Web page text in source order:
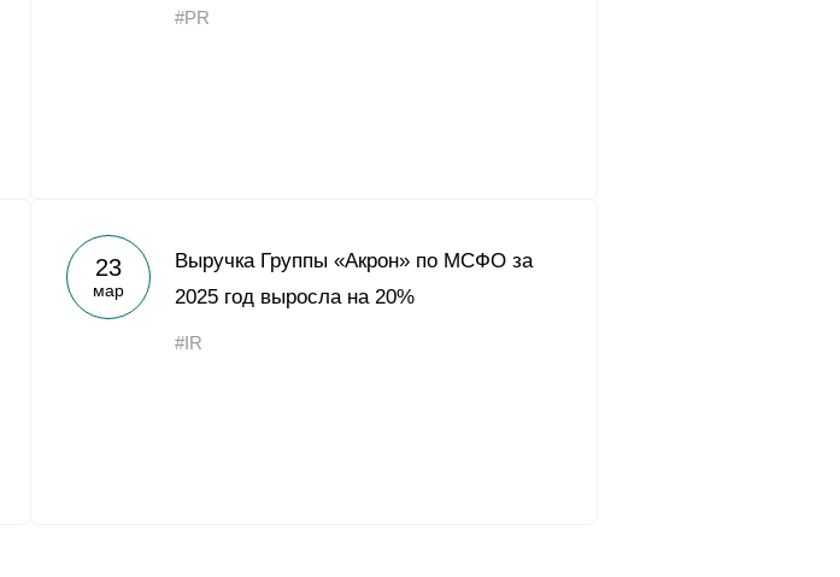
#PR
23
мар
Выручка Группы «Акрон» по МСФО за
2025 год выросла на 20%
#IR